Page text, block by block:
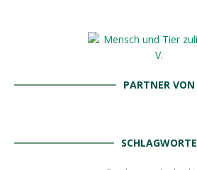
PARTNER VON
SCHLAGWORTE